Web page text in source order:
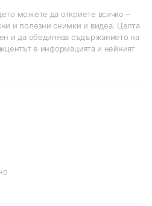
можете да откриете всичко –
и полезни снимки и видеа. Целта
и да обединява съдържанието на
е информацията и нейният